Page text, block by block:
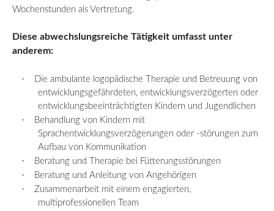
Wochenstunden als Vertretung.
Diese abwechslungsreiche Tätigkeit umfasst unter
anderem:
·
Die ambulante logopädische Therapie und Betreuung von
entwicklungsgefährdeten, entwicklungsverzögerten oder
entwicklungsbeeinträchtigten Kindern und Jugendlichen
·
Behandlung von Kindern mit
Sprachentwicklungsverzögerungen oder -störungenzum
Aufbau von Kommunikation
· Beratung und Therapie bei Fütterungsstörungen
· Beratung und Anleitung von Angehörigen
·
Zusammenarbeit mit einem engagierten,
multiprofessionellen Team